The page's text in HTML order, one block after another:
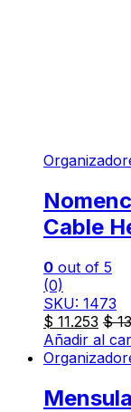
Cable
0 out of 5
(0)
SKU: 1473
$ 11.253 $
Añadir al